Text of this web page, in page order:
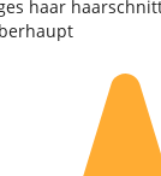
haar